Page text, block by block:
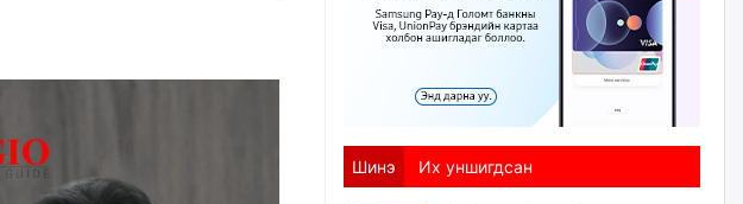
Шинэ Их уншигдсан